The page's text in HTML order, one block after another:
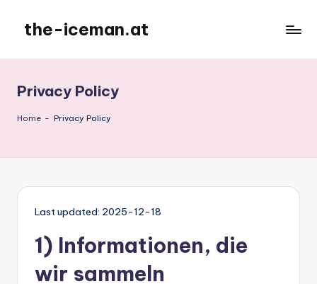
content
the-iceman.at
Privacy Policy
Home - Privacy Policy
Last updated: 2025-12-18
1) Informationen, die
wir sammeln